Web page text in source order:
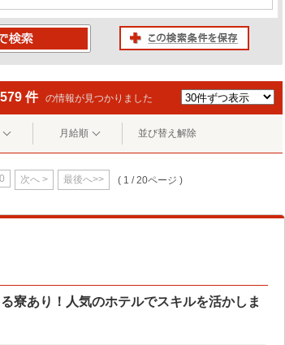
579 件 の情報が見つかりました
月給順 並び替え解除
次へ > 最後へ>> ( 1 / 20ページ )
寮あり！人気のホテルでスキルを活かしま